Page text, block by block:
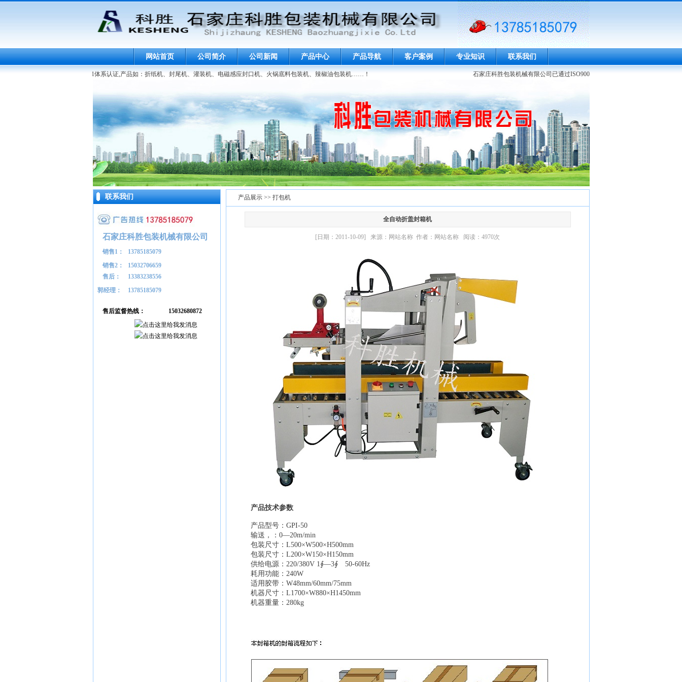
网站首页 公司简介 公司新闻 产品中心 产品导航 客户案例 专业知识 联系我们
装机械有限公司已通过ISO9001体系认证,产品如：折纸机、封尾机、灌装机、电磁感应封口机、火锅底料包装机、辣椒油包装机……！ 石家庄科胜包装机械有限公司已通过ISO9001体系认证,产品如：折纸机、封尾
联系我们
石家庄科胜包装机械有限公司
销售1：
13785185079
销售2：
15032706659
售后：
13383238556
郭经理：
13785185079
售后监督热线： 15032680872
产品展示 >> 打包机
全自动折盖封箱机
[日期：2011-10-09] 来源：网站名称 作者：网站名称 阅读：4970次
产品技术参数
产品型号：GPI-50
输送，：0—20m/min
包装尺寸：L500×W500×H500mm
包装尺寸：L200×W150×H150mm
供给电源：220/380V 1∮—3∮ 50-60Hz
耗用功能：240W
适用胶带：W48mm/60mm/75mm
机器尺寸：L1700×W880×H1450mm
机器重量：280kg